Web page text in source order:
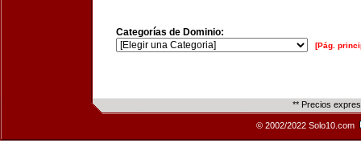
Categorías de Dominio:
[Pág.
** Precios
© 2002/2022 Solo10.com